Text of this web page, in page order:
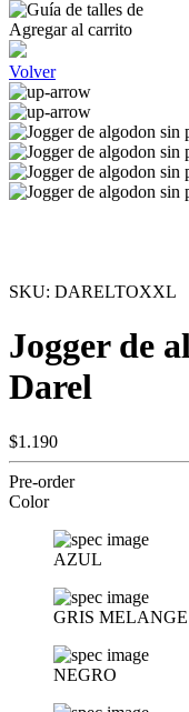
Agregar al carrito
Volver
SKU: DARELTOXXL
Jogger de
Darel
$1.190
Pre-order
Color
AZUL
GRIS MELANGE
NEGRO